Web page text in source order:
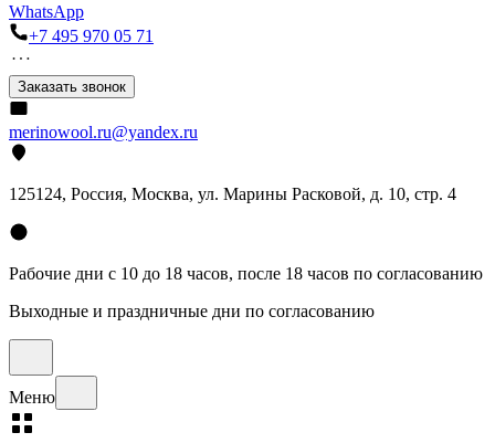
WhatsApp
+7 495 970 05 71
Заказать звонок
merinowool.ru@yandex.ru
125124, Россия, Москва, ул. Марины Расковой, д. 10, стр. 4
Рабочие дни с 10 до 18 часов, после 18 часов по согласованию
Выходные и праздничные дни по согласованию
Меню